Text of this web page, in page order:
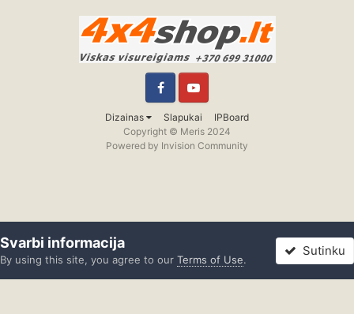
Dizainas Slapukai IPBoard
FacebookYouTube
Copyright © Meris 2024
Powered by Invision Community
Svarbi informacija
By using this site, you agree to our Terms of Use.
Sutinku
Forumas Neskaityta Prisijungti Registracija Daugiau